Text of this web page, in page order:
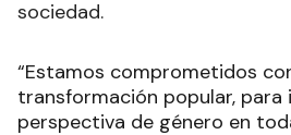
sociedad.
“Estamos comprometidos
transformación popular, para
perspectiva de género en